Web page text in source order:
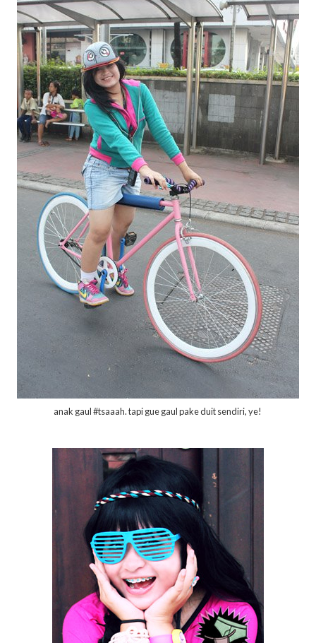
anak gaul #tsaaah. tapi gue gaul pake duit sendiri, ye!